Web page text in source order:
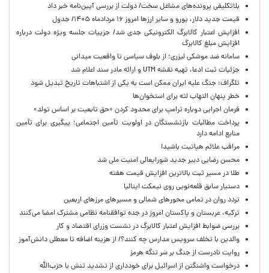
بلاتکلیفی پرونده‌های مشاغل سخت/ دولت از بررسی آیین‌نامه خبر داد
قیمت جدید دلار، یورو و سایر ارزها امروز ۱۶ مردادماه ۱۴۰۵/ جدول
افزایش اعتبار کالابرگ الکترونیکی جدی شد/ جزییات جلسه ویژه دولت درباره
افزایش مبلغ کالابرگ
سامانه ضد موشکی لیزری؛ از بلوف سیاسی تا واقعیت میدانی
جزئیات ثبت ادعا، تهیه نقشه UTM و ارائه مادر سند اعلام شد
تلگراف: جنگ علیه ایران ممکن است به یکی از اشتباهات تاریخ تبدیل شود
خطر پنهان التهاب لثه برای استخوان‌ها
فرمان اجرایی دوباره ترامپ برای محدود کردن «حق تابعیت بر اساس تولد»
پرداخت مطالبات بازنشستگان در اولویت تأمین اجتماعی؛ پیگیری برای تأمین
منابع ادامه دارد
مراقب علائم هپاتیت باشید!
محسن رضایی دبیر جدید شورایعالی امنیت ملی شد
طلا در مسیر ثبت بالاترین افزایش قیمت هفته
دستیار سابق قلعه‌نویی روی نیمکت ایتالیا
تردد روان در تمامی محورهای شمالی و مسیرهای مرزهای اربعین
ترکیه، عربستان و پاکستان امروز در جده توافقنامه نظامی مشترک امضا می‌کنند
بررسی ضوابط افزایش اعتبار کالابرگ در نشست وزرای اقتصاد و کار
والدین با تخلف سرویس مدارس چه کنند؟/ از هزینه اضافه تا معطلی دانش‌آموز
روایت نادرست از جنگ بر سَر تنگه هرمز
درخواست واشنگتن از اسرائیل برای خودداری از تشدید تنش با حزب‌الله